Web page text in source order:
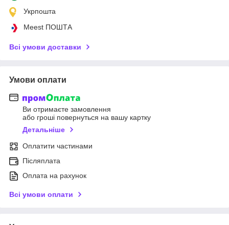
Укрпошта
Meest ПОШТА
Всі умови доставки
Умови оплати
Ви отримаєте замовлення
або гроші повернуться на вашу картку
Детальніше
Оплатити частинами
Післяплата
Оплата на рахунок
Всі умови оплати